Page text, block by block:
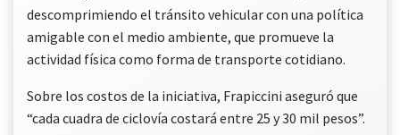
descomprimiendo el tránsito vehicular con una política
amigable con el medio ambiente, que promueve la
actividad física como forma de transporte cotidiano.
Sobre los costos de la iniciativa, Frapiccini aseguró que
“cada cuadra de ciclovía costará entre 25 y 30 mil pesos”.